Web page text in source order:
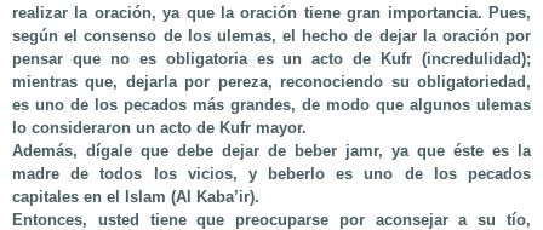
realizar la oración, ya que la oración tiene gran importancia. Pues,
según el consenso de los ulemas, el hecho de dejar la oración por
pensar que no es obligatoria es un acto de Kufr (incredulidad);
mientras que, dejarla por pereza, reconociendo su obligatoriedad,
es uno de los pecados más grandes, de modo que algunos ulemas
lo consideraron un acto de Kufr mayor.
Además, dígale que debe dejar de beber jamr, ya que éste es la
madre de todos los vicios, y beberlo es uno de los pecados
capitales en el Islam (Al Kaba’ir).
Entonces, usted tiene que preocuparse por aconsejar a su tío,